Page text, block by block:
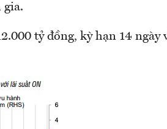
gia.
tỷ đồng, kỳ hạn 14 ngày